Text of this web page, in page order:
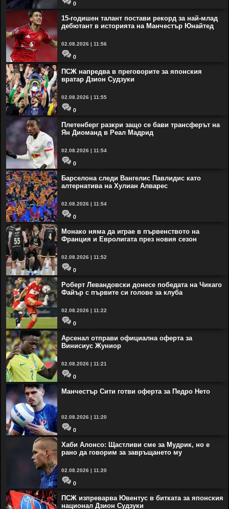
0
15-годишен талант постави рекорд за най-млад
дебютант в историята на Манчестър Юнайтед
02.08.2026 | 11:56
0
ПСЖ напредва в преговорите за японския
вратар Дзион Судзуки
02.08.2026 | 11:55
0
Плетенберг разкри защо се бави трансферът на
Ян Диоманд в Реал Мадрид
02.08.2026 | 11:54
0
Барселона следи Вангелис Павлидис като
алтернатива на Хулиан Алварес
02.08.2026 | 11:54
0
Монако няма да играе в първенството на
Франция и Евролигата през новия сезон
02.08.2026 | 11:52
0
Роберт Левандовски донесе победата на Чикаго
Файър с първите си голове за клуба
02.08.2026 | 11:22
0
Арсенал отправи официална оферта за
Винисиус Жуниор
02.08.2026 | 11:21
0
Манчестър Сити готви оферта за Педро Нето
02.08.2026 | 11:20
0
Хаби Алонсо: Щастливи сме за Мудрик, но е
рано да говорим за завръщането му
02.08.2026 | 11:20
0
ПСЖ изпреварва Ювентус в битката за японския
национал Дзион Судзуки